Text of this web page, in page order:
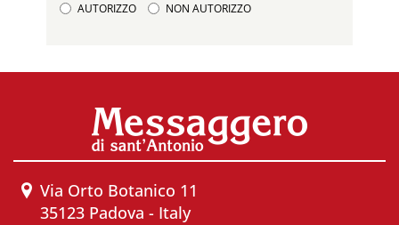
AUTORIZZO NON AUTORIZZO
Via Orto Botanico 11
35123 Padova - Italy